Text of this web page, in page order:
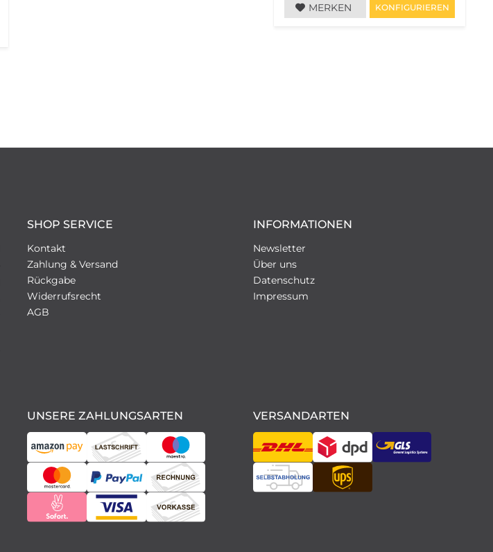
MERKEN KONFIGURIEREN
SHOP SERVICE
Kontakt
Zahlung & Versand
Rückgabe
Widerrufsrecht
AGB
INFORMATIONEN
Newsletter
Über uns
Datenschutz
Impressum
UNSERE ZAHLUNGSARTEN VERSANDARTEN